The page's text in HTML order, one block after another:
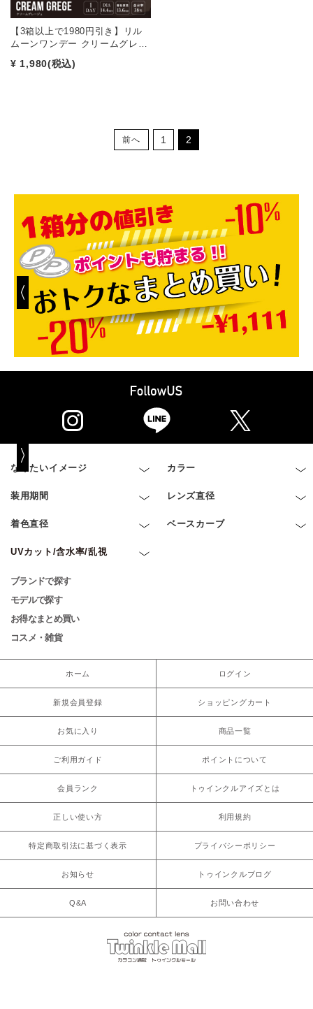
【3箱以上で1980円引き】リル
ムーンワンデー クリームグレ…
¥ 1,980(税込)
前へ 1 2
なりたいイメージ カラー
装用期間 レンズ直径
着色直径 ベースカーブ
UVカット/含水率/乱視
ブランドで探す
モデルで探す
お得なまとめ買い
コスメ・雑貨
ホーム ログイン
新規会員登録 ショッピングカート
お気に入り 商品一覧
ご利用ガイド ポイントについて
会員ランク トゥインクルアイズとは
正しい使い方 利用規約
特定商取引法に基づく表示 プライバシーポリシー
お知らせ トゥインクルブログ
Q&A お問い合わせ